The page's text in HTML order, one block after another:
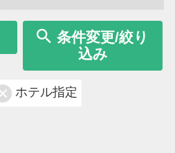
条件変更/絞り
込み
ホテル指定